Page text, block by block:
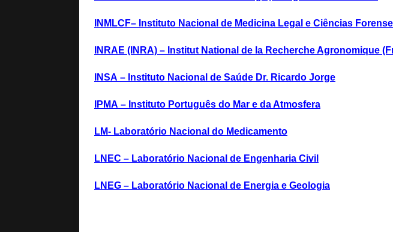
[ Abril 15, 2026 ] Géopolitique du chaos
CIÊNCIA E
INMLCF– Instituto Nacional de Medicina Legal e Ciências
INRAE (INRA) – Institut National de la Recherche Agronomique
INSA – Instituto Nacional de Saúde Dr. Ricardo Jorge
IPMA – Instituto Português do Mar e da Atmosfera
LM- Laboratório Nacional do Medicamento
LNEC – Laboratório Nacional de Engenharia Civil
LNEG – Laboratório Nacional de Energia e Geologia